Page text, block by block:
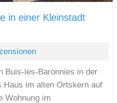
in einer Kleinstadt
Buis-les-Baronnies in der
Haus im alten Ortskern auf
Wohnung im